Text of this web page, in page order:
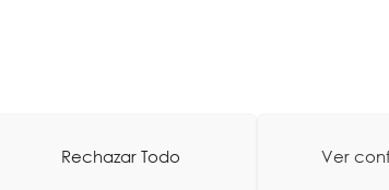
Rechazar Todo Ver
Buzón Ético-Diseño Web: La Consulta